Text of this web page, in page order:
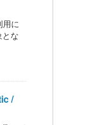
に
な
/